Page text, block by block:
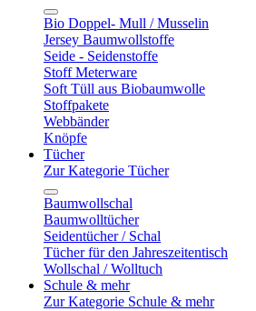
Bio Doppel- Mull / Musselin
Jersey Baumwollstoffe
Seide - Seidenstoffe
Stoff Meterware
Soft Tüll aus Biobaumwolle
Stoffpakete
Webbänder
Knöpfe
Tücher
Zur Kategorie Tücher
Baumwollschal
Baumwolltücher
Seidentücher / Schal
Tücher für den Jahreszeitentisch
Wollschal / Wolltuch
Schule & mehr
Zur Kategorie Schule & mehr